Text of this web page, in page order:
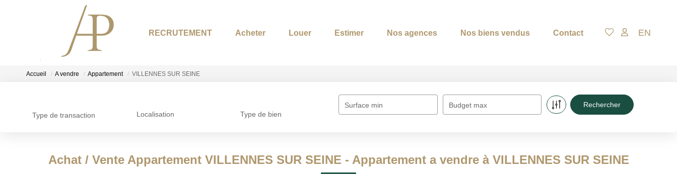
RECRUTEMENT Acheter Louer Estimer Nos agences Nos biens vendus Contact EN
Accueil A vendre Appartement VILLENNES SUR SEINE
Type de transaction Localisation Type de bien
Surface min Budget max
Achat / Vente Appartement VILLENNES SUR SEINE - Appartement a vendre à VILLENNES SUR SEINE